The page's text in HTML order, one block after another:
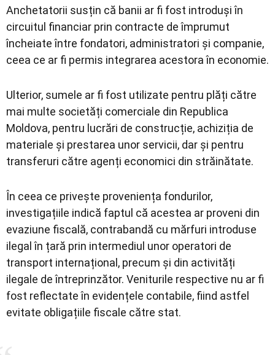
Anchetatorii susțin că banii ar fi fost introduși în
circuitul financiar prin contracte de împrumut
încheiate între fondatori, administratori și companie,
ceea ce ar fi permis integrarea acestora în economie.
Ulterior, sumele ar fi fost utilizate pentru plăți către
mai multe societăți comerciale din Republica
Moldova, pentru lucrări de construcție, achiziția de
materiale și prestarea unor servicii, dar și pentru
transferuri către agenți economici din străinătate.
În ceea ce privește proveniența fondurilor,
investigațiile indică faptul că acestea ar proveni din
evaziune fiscală, contrabandă cu mărfuri introduse
ilegal în țară prin intermediul unor operatori de
transport internațional, precum și din activități
ilegale de întreprinzător. Veniturile respective nu ar fi
fost reflectate în evidențele contabile, fiind astfel
evitate obligațiile fiscale către stat.